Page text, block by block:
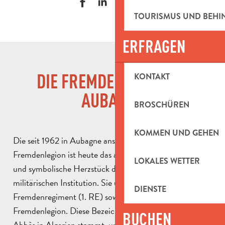
TOURISMUS UND
ERFRAGEN
KONTAKT
BROSCHÜREN
KOMMEN UND GEHEN
LOKALES WETTER
DIENSTE
BUCHEN
DIE FREMDENLEGION IN
AUBAGNE
Die seit 1962 in Aubagne ansässige Zentrale der
Fremdenlegion ist heute das administrative, historische
und symbolische Herzstück dieser einzigartigen
militärischen Institution. Sie umfasst das 1.
Fremdenregiment (1. RE) sowie das Kommando der
Fremdenlegion. Diese Bezeichnung, die aus Sidi-Bel-